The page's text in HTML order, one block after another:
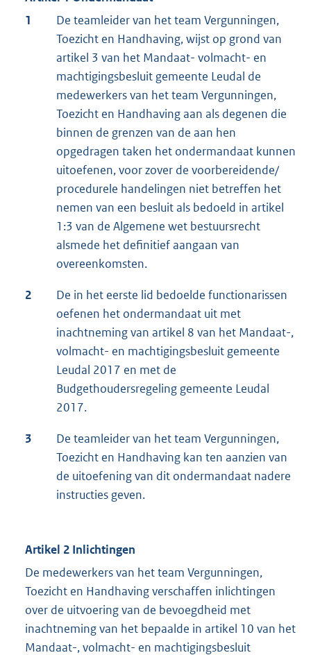
1
De teamleider van het team Vergunningen,
Toezicht en Handhaving, wijst op grond van
artikel 3 van het Mandaat- volmacht- en
machtigingsbesluit gemeente Leudal de
medewerkers van het team Vergunningen,
Toezicht en Handhaving aan als degenen die
binnen de grenzen van de aan hen
opgedragen taken het ondermandaat kunnen
uitoefenen, voor zover de voorbereidende/
procedurele handelingen niet betreffen het
nemen van een besluit als bedoeld in artikel
1:3 van de Algemene wet bestuursrecht
alsmede het definitief aangaan van
overeenkomsten.
2
De in het eerste lid bedoelde functionarissen
oefenen het ondermandaat uit met
inachtneming van artikel 8 van het Mandaat-,
volmacht- en machtigingsbesluit gemeente
Leudal 2017 en met de
Budgethoudersregeling gemeente Leudal
2017.
3
De teamleider van het team Vergunningen,
Toezicht en Handhaving kan ten aanzien van
de uitoefening van dit ondermandaat nadere
instructies geven.
Artikel 2 Inlichtingen
De medewerkers van het team Vergunningen,
Toezicht en Handhaving verschaffen inlichtingen
over de uitvoering van de bevoegdheid met
inachtneming van het bepaalde in artikel 10 van het
Mandaat-, volmacht- en machtigingsbesluit